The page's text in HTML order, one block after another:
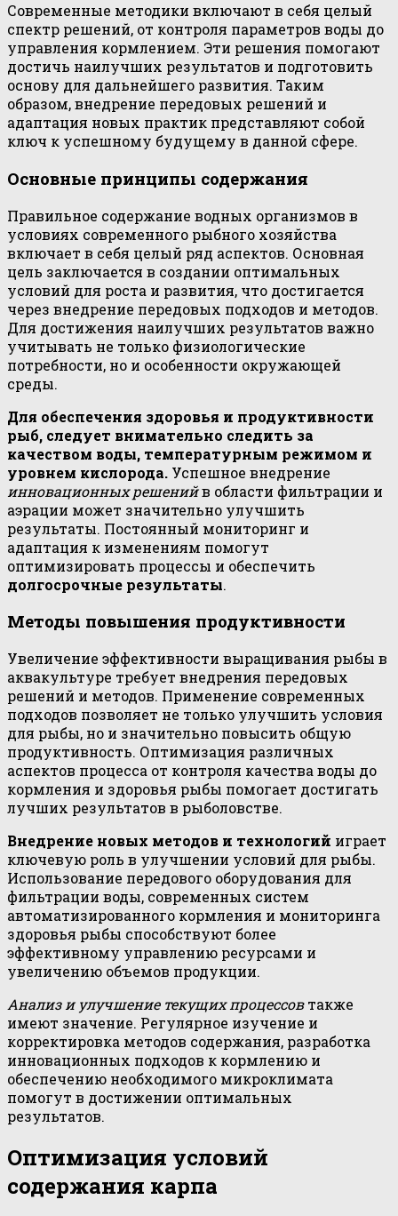
Современные методики включают в себя целый
спектр решений, от контроля параметров воды до
управления кормлением. Эти решения помогают
достичь наилучших результатов и подготовить
основу для дальнейшего развития. Таким
образом, внедрение передовых решений и
адаптация новых практик представляют собой
ключ к успешному будущему в данной сфере.
Основные принципы содержания
Правильное содержание водных организмов в
условиях современного рыбного хозяйства
включает в себя целый ряд аспектов. Основная
цель заключается в создании оптимальных
условий для роста и развития, что достигается
через внедрение передовых подходов и методов.
Для достижения наилучших результатов важно
учитывать не только физиологические
потребности, но и особенности окружающей
среды.
Для обеспечения здоровья и продуктивности
рыб, следует внимательно следить за
качеством воды, температурным режимом и
уровнем кислорода. Успешное внедрение
инновационных решенийв области фильтрации и
аэрации может значительно улучшить
результаты. Постоянный мониторинг и
адаптация к изменениям помогут
оптимизировать процессы и обеспечить
долгосрочные результаты.
Методы повышения продуктивности
Увеличение эффективности выращивания рыбы в
аквакультуре требует внедрения передовых
решений и методов. Применение современных
подходов позволяет не только улучшить условия
для рыбы, но и значительно повысить общую
продуктивность. Оптимизация различных
аспектов процесса от контроля качества воды до
кормления и здоровья рыбы помогает достигать
лучших результатов в рыболовстве.
Внедрение новых методов и технологий играет
ключевую роль в улучшении условий для рыбы.
Использование передового оборудования для
фильтрации воды, современных систем
автоматизированного кормления и мониторинга
здоровья рыбы способствуют более
эффективному управлению ресурсами и
увеличению объемов продукции.
Анализ и улучшение текущих процессовтакже
имеют значение. Регулярное изучение и
корректировка методов содержания, разработка
инновационных подходов к кормлению и
обеспечению необходимого микроклимата
помогут в достижении оптимальных
результатов.
Оптимизация условий
содержания карпа